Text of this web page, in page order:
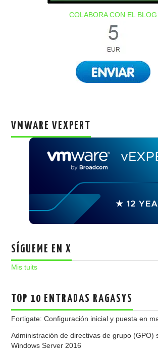
COLABORA CON EL BLOG
VMWARE VEXPERT
SÍGUEME EN X
Mis tuits
TOP 10 ENTRADAS RAGASYS
Fortigate: Configuración inicial y puesta en
Administración de directivas de grupo (GPO)
Windows Server 2016